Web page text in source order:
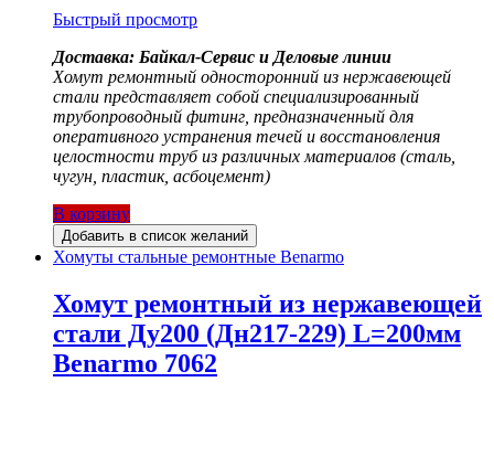
Быстрый просмотр
Доставка: Байкал-Сервис и Деловые линии
Хомут ремонтный односторонний из нержавеющей
стали представляет собой специализированный
трубопроводный фитинг, предназначенный для
оперативного устранения течей и восстановления
целостности труб из различных материалов (сталь,
чугун, пластик, асбоцемент)
В корзину
Добавить в список желаний
Хомуты стальные ремонтные Benarmo
Хомут ремонтный из нержавеющей
стали Ду200 (Дн217-229) L=200мм
Benarmo 7062